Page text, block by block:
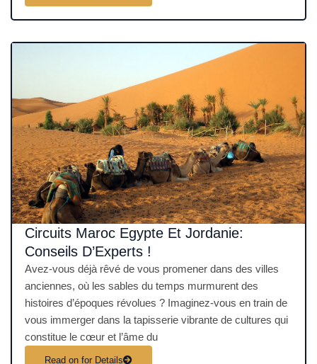
Circuits Maroc Egypte Et Jordanie:
Conseils D’Experts !
Avez-vous déjà rêvé de vous promener dans des villes
anciennes, où les sables du temps murmurent des
histoires d’époques révolues ? Imaginez-vous en train de
vous immerger dans la tapisserie vibrante de cultures qui
constitue le cœur et l’âme du
Read on for Details